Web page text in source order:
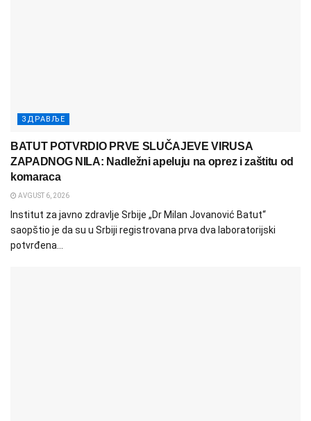
ЗДРАВЉЕ
BATUT POTVRDIO PRVE SLUČAJEVE VIRUSA
ZAPADNOG NILA: Nadležni apeluju na oprez i zaštitu od
komaraca
AVGUST 6, 2026
Institut za javno zdravlje Srbije „Dr Milan Jovanović Batut“
saopštio je da su u Srbiji registrovana prva dva laboratorijski
potvrđena...